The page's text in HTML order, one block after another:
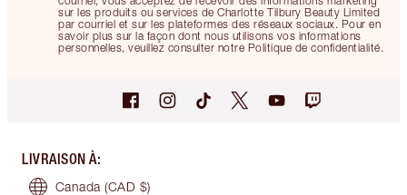
sur les produits ou services de Charlotte Tilbury Beauty Limited
par courriel et sur les plateformes des réseaux sociaux. Pour en
savoir plus sur la façon dont nous utilisons vos informations
personnelles, veuillez consulter notre Politique de confidentialité.
LIVRAISON À:
Canada (CAD $)